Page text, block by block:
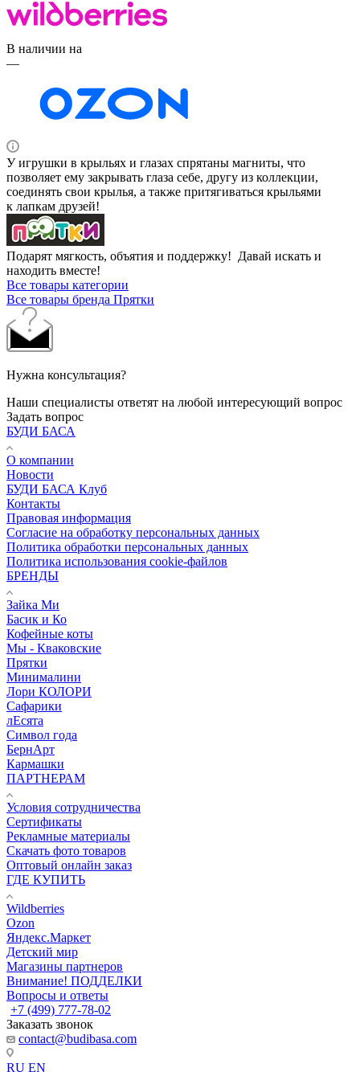
В наличии на
—
У игрушки в крыльях и глазах спрятаны магниты, что
позволяет ему закрывать глаза себе, другу из коллекции,
соединять свои крылья, а также притягиваться крыльями
к лапкам друзей!
Подарят мягкость, объятия и поддержку! Давай искать и
находить вместе!
Все товары категории
Все товары бренда Прятки
Нужна консультация?
Наши специалисты ответят на любой интересующий вопрос
Задать вопрос
БУДИ БАСА
О компании
Новости
БУДИ БАСА Клуб
Контакты
Правовая информация
Согласие на обработку персональных данных
Политика обработки персональных данных
Политика использования cookie-файлов
БРЕНДЫ
Зайка Ми
Басик и Ко
Кофейные коты
Мы - Кваковские
Прятки
Минималини
Лори КОЛОРИ
Сафарики
лЕсята
Символ года
БернАрт
Кармашки
ПАРТНЕРАМ
Условия сотрудничества
Сертификаты
Рекламные материалы
Скачать фото товаров
Оптовый онлайн заказ
ГДЕ КУПИТЬ
Wildberries
Ozon
Яндекс.Маркет
Детский мир
Магазины партнеров
Внимание! ПОДДЕЛКИ
Вопросы и ответы
+7 (499) 777-78-02
Заказать звонок
contact@budibasa.com
RU EN